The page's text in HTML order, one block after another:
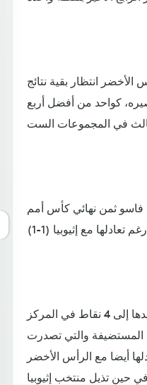
انتظار بقية نتائج
كواحد من أفضل أربع
فاسو ثمن نهائي كأس أمم
ورفعت بوركينا فاسو رصيدها إلى 4 نقاط في المركز
المستضيفة والتي تصدرت
إثر تعادلها أيضا مع الرأس الأخضر
في حين تذيل منتخب إثيوبيا